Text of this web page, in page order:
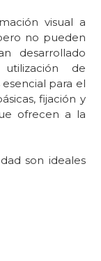
visual a
no pueden
desarrollado
de
para el
fijación y
ofrecen a la
son ideales